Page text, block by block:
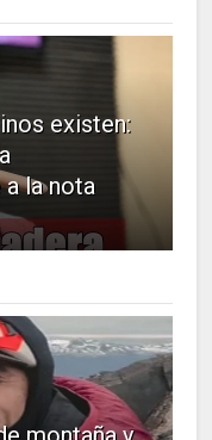
existen:
la nota